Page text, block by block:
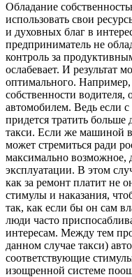
Обладание
использовать свои
и духовных благ в
предприниматель не
контроль за
ослабевает. И результат
оптимального. Например,
собственности водителя,
автомобилем. Ведь если
придется тратить
такси. Если же машиной
может стремиться ради
максимально возможное,
эксплуатации. В этом
как за ремонт платит не
стимулы и наказания,
так, как если бы он сам
люди часто
интересам. Между тем
данном случае такси)
соответствующие
изощренной системе